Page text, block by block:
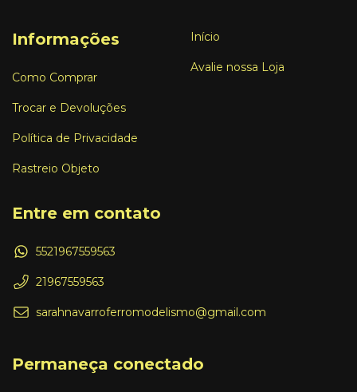
Informações
Como Comprar
Trocar e Devoluções
Política de Privacidade
Rastreio Objeto
Início
Avalie nossa Loja
Entre em contato
5521967559563
21967559563
sarahnavarroferromodelismo@gmail.com
Permaneça conectado